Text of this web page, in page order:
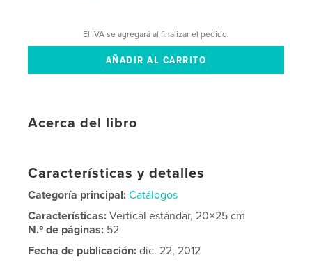
El IVA se agregará al finalizar el pedido.
Acerca del libro
Características y detalles
Categoría principal: Catálogos
Características:Vertical estándar, 20×25 cm
N.º de páginas: 52
Fecha de publicación: dic. 22, 2012